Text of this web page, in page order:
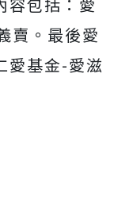
容包括：愛
賣。最後愛
愛基金-愛滋